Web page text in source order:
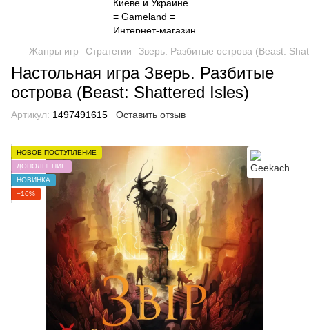
Жанры игр Стратегии Зверь. Разбитые острова (Beast:
Настольная игра Зверь. Разбитые
острова (Beast: Shattered Isles)
Артикул: 1497491615 Оставить отзыв
НОВОЕ ПОСТУПЛЕНИЕ
ДОПОЛНЕНИЕ
НОВИНКА
−16%